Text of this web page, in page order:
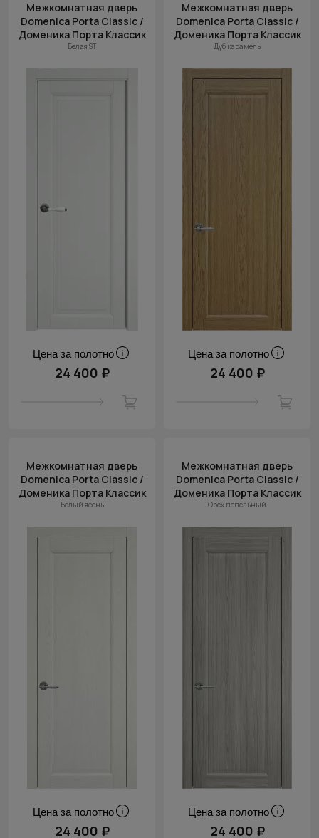
Межкомнатная дверь
Domenica Porta Classic /
Доменика Порта Классик
Белая ST
Цена за полотно
24 400 ₽
Межкомнатная дверь
Domenica Porta Classic /
Доменика Порта Классик
Дуб карамель
Цена за полотно
24 400 ₽
Межкомнатная дверь
Domenica Porta Classic /
Доменика Порта Классик
Белый ясень
Цена за полотно
24 400 ₽
Межкомнатная дверь
Domenica Porta Classic /
Доменика Порта Классик
Орех пепельный
Цена за полотно
24 400 ₽